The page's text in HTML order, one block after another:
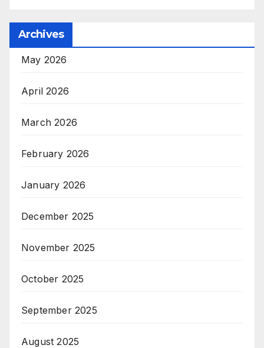
Archives
May 2026
April 2026
March 2026
February 2026
January 2026
December 2025
November 2025
October 2025
September 2025
August 2025